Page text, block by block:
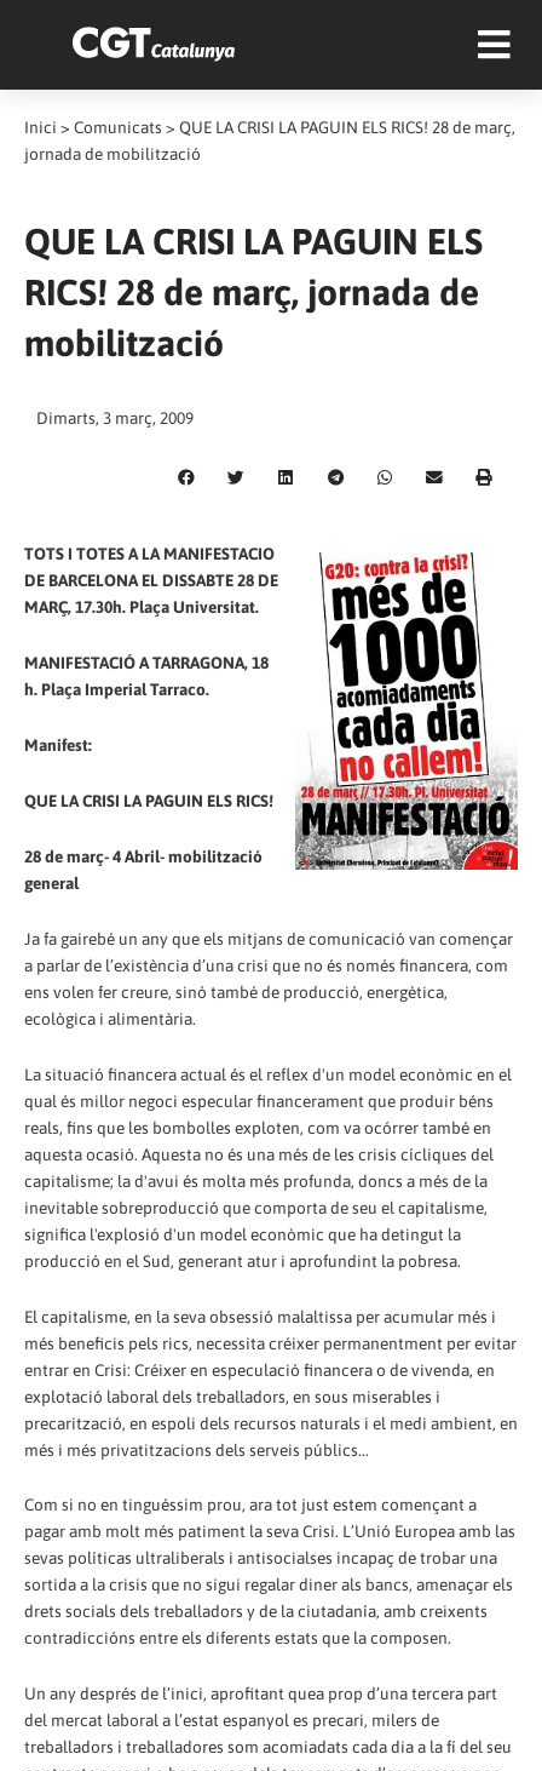
Inici > Comunicats > QUE LA CRISI LA PAGUIN ELS RICS! 28 de març,
jornada de mobilització
QUE LA CRISI LA PAGUIN ELS
RICS! 28 de març, jornada de
mobilització
Dimarts, 3 març, 2009
TOTS I TOTES A LA MANIFESTACIO
DE BARCELONA EL DISSABTE 28 DE
MARÇ, 17.30h. Plaça Universitat.
MANIFESTACIÓ A TARRAGONA, 18
h. Plaça Imperial Tarraco.
Manifest:
QUE LA CRISI LA PAGUIN ELS RICS!
28 de març- 4 Abril- mobilització
general
Ja fa gairebé un any que els mitjans de comunicació van començar
a parlar de l’existència d’una crisi que no és només financera, com
ens volen fer creure, sinó també de producció, energètica,
ecològica i alimentària.
La situació financera actual és el reflex d'un model econòmic en el
qual és millor negoci especular financerament que produir béns
reals, fins que les bombolles exploten, com va ocórrer també en
aquesta ocasió. Aquesta no és una més de les crisis cícliques del
capitalisme; la d'avui és molta més profunda, doncs a més de la
inevitable sobreproducció que comporta de seu el capitalisme,
significa l'explosió d'un model econòmic que ha detingut la
producció en el Sud, generant atur i aprofundint la pobresa.
El capitalisme, en la seva obsessió malaltissa per acumular més i
més beneficis pels rics, necessita créixer permanentment per evitar
entrar en Crisi: Créixer en especulació financera o de vivenda, en
explotació laboral dels treballadors, en sous miserables i
precarització, en espoli dels recursos naturals i el medi ambient, en
més i més privatitzacions dels serveis públics...
Com si no en tinguéssim prou, ara tot just estem començant a
pagar amb molt més patiment la seva Crisi. L’Unió Europea amb las
sevas políticas ultraliberals i antisocialses incapaç de trobar una
sortida a la crisis que no sigui regalar diner als bancs, amenaçar els
drets socials dels treballadors y de la ciutadanía, amb creixents
contradiccións entre els diferents estats que la composen.
Un any després de l’inici, aprofitant quea prop d’una tercera part
del mercat laboral a l’estat espanyol es precari, milers de
treballadors i treballadores som acomiadats cada dia a la fí del seu